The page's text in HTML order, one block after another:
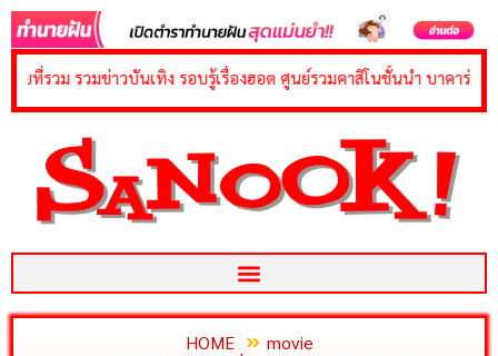
content
าวบันเทิง รอบรู้เรื่องฮอต ศูนย์รวมคาสิโนชั้นนำ บาคาร่า สล็อต รูเล็
HOME
movie